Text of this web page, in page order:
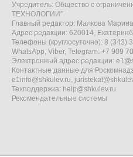
Учредитель: Общество с
ТЕХНОЛОГИИ"
Главный редактор: Малкова
Адрес редакции: 620014,
Телефоны (круглосуточно): 8 (343)
WhatsApp, Viber, Telegram: +7 909
Электронный адрес редакции:
Контактные данные для
e1info@shkulev.ru,
Техподдержка: help@shkulev.ru
Рекомендательные системы